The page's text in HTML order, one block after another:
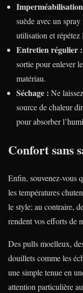
suède avec un
utilisation et répétez
Entretien régulier :
sortie pour enlever
matériau.
Séchage : Ne
source de chaleur
pour absorber
Confort sans
Enfin, souvenez-vous
les températures
le style; au contraire,
rendent vos efforts de
Des pulls moelleux,
douillets comme les
une simple tenue en
attention particulière